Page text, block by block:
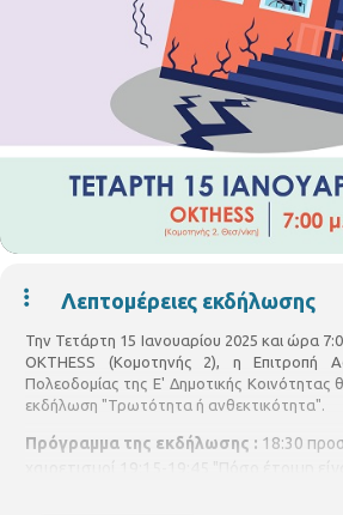
Λεπτομέρειες εκδήλωσης
Την Τετάρτη 15 Ιανουαρίου 2025 και ώρα
OKTHESS (Κομοτηνής 2), η Επιτροπή
Πολεοδομίας της Ε' Δημοτικής Κοινότητας
εκδήλωση "Τρωτότητα ή ανθεκτικότητα".
Πρόγραμμα της εκδήλωσης : 18:30
19:15-19:45 "Πόσο έτοιμη